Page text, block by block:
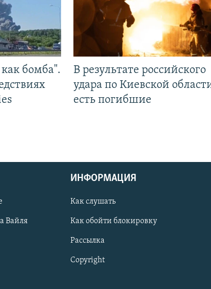
бомба".
В результате российского
удара по Киевской
есть погибшие
Вайля
ИНФОРМАЦИЯ
Как слушать
Как обойти блокировку
Рассылка
Copyright